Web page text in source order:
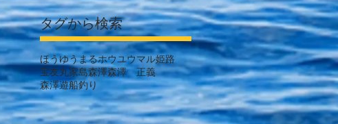
タグから検索
ほうゆうまるホウユウマル姫路
宝友丸家島森澤森澤 正義
森澤遊船釣り